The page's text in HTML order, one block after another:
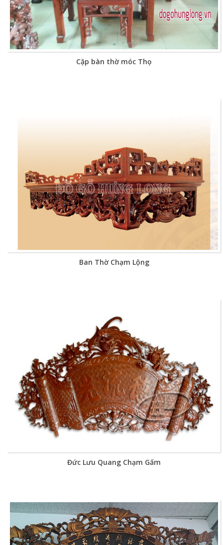
Cặp bàn thờ móc Thọ
Ban Thờ Chạm Lộng
Đức Lưu Quang Chạm Gấm